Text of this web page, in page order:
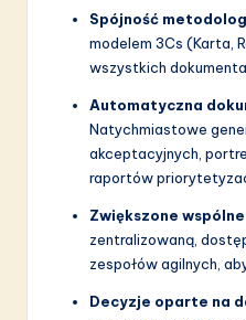
Spójność
modelem 3Cs (Karta,
wszystkich
Automatyczna
Natychmiastowe
akceptacyjnych,
raportów
Zwiększone
zentralizowaną,
zespołów agilnych,
Decyzje oparte na